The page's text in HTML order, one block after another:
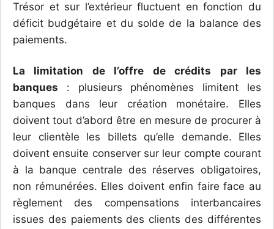
Trésor et sur l’extérieur fluctuent en fonction du
déficit budgétaire et du solde de la balance des
paiements.
La limitation de l’offre de crédits par les
banques : plusieurs phénomènes limitent les
banques dans leur création monétaire. Elles
doivent tout d’abord être en mesure de procurer à
leur clientèle les billets qu’elle demande. Elles
doivent ensuite conserver sur leur compte courant
à la banque centrale des réserves obligatoires,
non rémunérées. Elles doivent enfin faire face au
règlement des compensations interbancaires
issues des paiements des clients des différentes